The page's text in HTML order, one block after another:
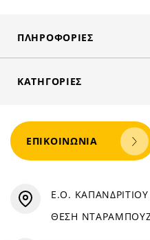
ΠΛΗΡΟΦΟΡΊΕΣ
ΚΑΤΗΓΟΡΊΕΣ
ΕΠΙΚΟΙΝΩΝΊΑ
Ε.Ο.
ΘΕΣΗ